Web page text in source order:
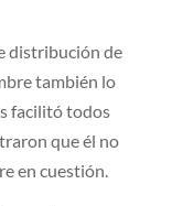
distribución de
también lo
facilitó todos
que él no
en cuestión.